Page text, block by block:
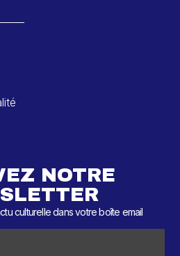
NOTRE
culturelle dans votre boîte email